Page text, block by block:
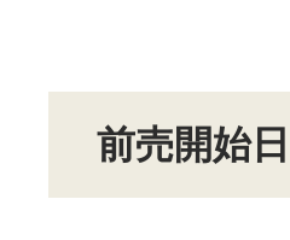
前売開始日